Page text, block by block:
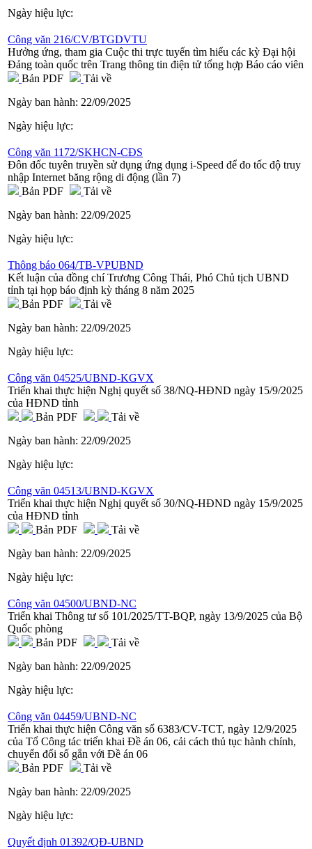
Ngày hiệu lực:
Công văn 216/CV/BTGDVTU
Hưởng ứng, tham gia Cuộc thi trực tuyến tìm hiểu các kỳ Đại hội
Đảng toàn quốc trên Trang thông tin điện tử tổng hợp Báo cáo viên
Bản PDF
Tải về
Ngày ban hành: 22/09/2025
Ngày hiệu lực:
Công văn 1172/SKHCN-CĐS
Đôn đốc tuyên truyền sử dụng ứng dụng i-Speed để đo tốc độ truy
nhập Internet băng rộng di động (lần 7)
Bản PDF
Tải về
Ngày ban hành: 22/09/2025
Ngày hiệu lực:
Thông báo 064/TB-VPUBND
Kết luận của đồng chí Trương Công Thái, Phó Chủ tịch UBND
tỉnh tại họp báo định kỳ tháng 8 năm 2025
Bản PDF
Tải về
Ngày ban hành: 22/09/2025
Ngày hiệu lực:
Công văn 04525/UBND-KGVX
Triển khai thực hiện Nghị quyết số 38/NQ-HĐND ngày 15/9/2025
của HĐND tỉnh
Bản PDF
Tải về
Ngày ban hành: 22/09/2025
Ngày hiệu lực:
Công văn 04513/UBND-KGVX
Triển khai thực hiện Nghị quyết số 30/NQ-HĐND ngày 15/9/2025
của HĐND tỉnh
Bản PDF
Tải về
Ngày ban hành: 22/09/2025
Ngày hiệu lực:
Công văn 04500/UBND-NC
Triển khai Thông tư số 101/2025/TT-BQP, ngày 13/9/2025 của Bộ
Quốc phòng
Bản PDF
Tải về
Ngày ban hành: 22/09/2025
Ngày hiệu lực:
Công văn 04459/UBND-NC
Triển khai thực hiện Công văn số 6383/CV-TCT, ngày 12/9/2025
của Tổ Công tác triển khai Đề án 06, cải cách thủ tục hành chính,
chuyển đổi số gắn với Đề án 06
Bản PDF
Tải về
Ngày ban hành: 22/09/2025
Ngày hiệu lực:
Quyết định 01392/QĐ-UBND